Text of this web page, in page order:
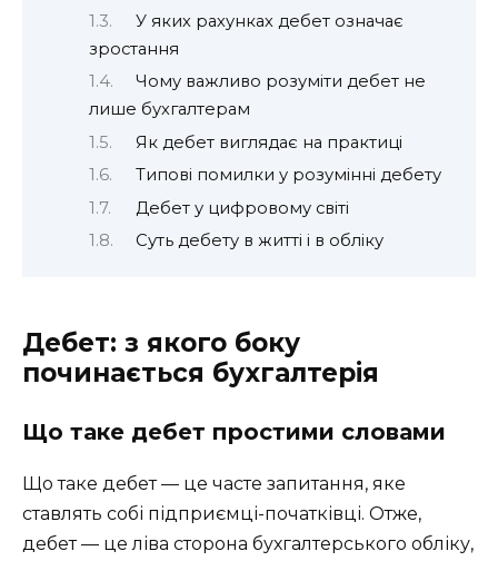
У яких рахунках дебет означає
зростання
Чому важливо розуміти дебет не
лише бухгалтерам
Як дебет виглядає на практиці
Типові помилки у розумінні дебету
Дебет у цифровому світі
Суть дебету в житті і в обліку
Дебет: з якого боку
починається бухгалтерія
Що таке дебет простими словами
Що таке дебет — це часте запитання, яке
ставлять собі підприємці-початківці. Отже,
дебет — це ліва сторона бухгалтерського обліку,